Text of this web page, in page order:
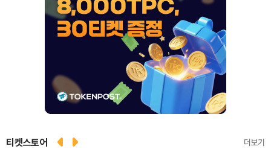
티켓스토어 더보기